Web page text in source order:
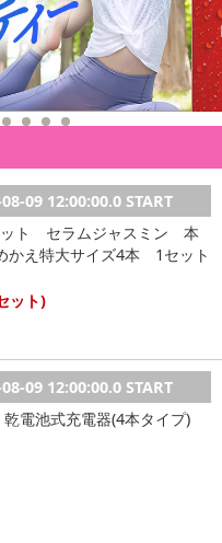
09 12:00:00.0 START
ット セラムジャスミン 本
え特大サイズ4本 1セット
ット)
09 12:00:00.0 START
電池式充電器(4本タイプ)